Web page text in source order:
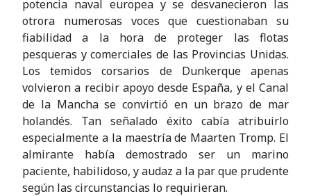
potencia naval europea y se desvanecieron las
otrora numerosas voces que cuestionaban su
fiabilidad a la hora de proteger las flotas
pesqueras y comerciales de las Provincias Unidas.
Los temidos corsarios de Dunkerque apenas
volvieron a recibir apoyo desde España, y el Canal
de la Mancha se convirtió en un brazo de mar
holandés. Tan señalado éxito cabía atribuirlo
especialmente a la maestría de Maarten Tromp. El
almirante había demostrado ser un marino
paciente, habilidoso, y audaz a la par que prudente
según las circunstancias lo requirieran.